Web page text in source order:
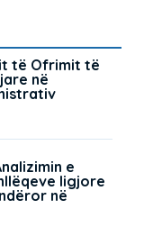
të Ofrimit të
në
e
ligjore
në